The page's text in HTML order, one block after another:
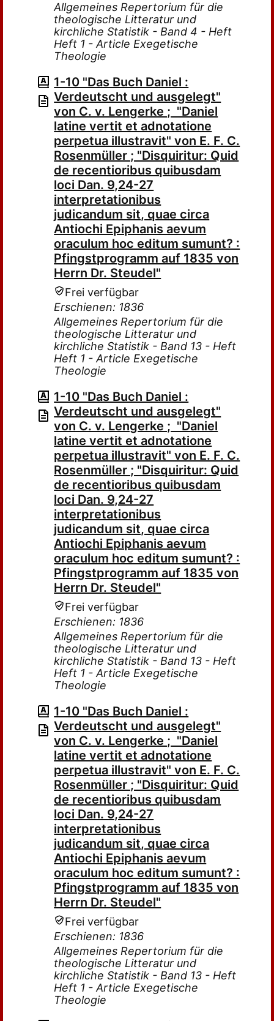
Allgemeines Repertorium für die
theologische Litteratur und
kirchliche Statistik - Band 4 - Heft
Heft 1 - Article Exegetische
Theologie
1-10 "Das Buch Daniel :
Verdeutscht und ausgelegt"
von C. v. Lengerke ; "Daniel
latine vertit et adnotatione
perpetua illustravit" von E. F. C.
Rosenmüller ; "Disquiritur: Quid
de recentioribus quibusdam
loci Dan. 9,24-27
interpretationibus
judicandum sit, quae circa
Antiochi Epiphanis aevum
oraculum hoc editum sumunt? :
Pfingstprogramm auf 1835 von
Herrn Dr. Steudel"
Frei verfügbar
Erschienen: 1836
Allgemeines Repertorium für die
theologische Litteratur und
kirchliche Statistik - Band 13 - Heft
Heft 1 - Article Exegetische
Theologie
1-10 "Das Buch Daniel :
Verdeutscht und ausgelegt"
von C. v. Lengerke ; "Daniel
latine vertit et adnotatione
perpetua illustravit" von E. F. C.
Rosenmüller ; "Disquiritur: Quid
de recentioribus quibusdam
loci Dan. 9,24-27
interpretationibus
judicandum sit, quae circa
Antiochi Epiphanis aevum
oraculum hoc editum sumunt? :
Pfingstprogramm auf 1835 von
Herrn Dr. Steudel"
Frei verfügbar
Erschienen: 1836
Allgemeines Repertorium für die
theologische Litteratur und
kirchliche Statistik - Band 13 - Heft
Heft 1 - Article Exegetische
Theologie
1-10 "Das Buch Daniel :
Verdeutscht und ausgelegt"
von C. v. Lengerke ; "Daniel
latine vertit et adnotatione
perpetua illustravit" von E. F. C.
Rosenmüller ; "Disquiritur: Quid
de recentioribus quibusdam
loci Dan. 9,24-27
interpretationibus
judicandum sit, quae circa
Antiochi Epiphanis aevum
oraculum hoc editum sumunt? :
Pfingstprogramm auf 1835 von
Herrn Dr. Steudel"
Frei verfügbar
Erschienen: 1836
Allgemeines Repertorium für die
theologische Litteratur und
kirchliche Statistik - Band 13 - Heft
Heft 1 - Article Exegetische
Theologie